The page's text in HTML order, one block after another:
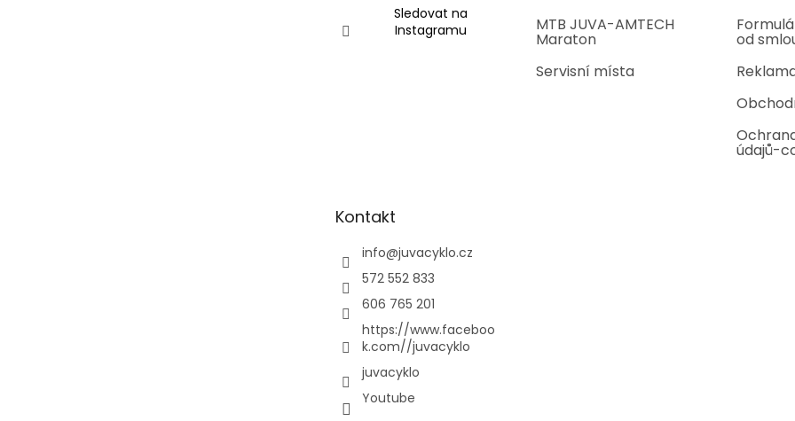
Sledovat na
Instagramu
MTB JUVA-AMTECH
Maraton
Servisní místa
od
údajů-
Kontakt
info@juvacyklo.cz
572 552 833
606 765 201
https://www.faceboo
k.com//juvacyklo
juvacyklo
Youtube